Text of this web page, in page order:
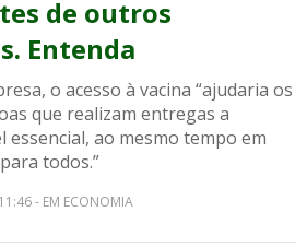
de outros
Entenda
o acesso à vacina “ajudaria os
que realizam entregas a
ao mesmo tempo em
todos.”
- EM ECONOMIA